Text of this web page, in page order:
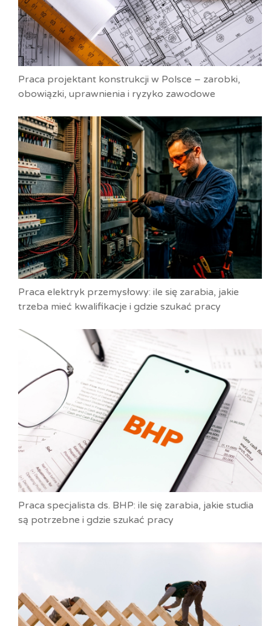
Praca projektant konstrukcji w Polsce – zarobki,
obowiązki, uprawnienia i ryzyko zawodowe
Praca elektryk przemysłowy: ile się zarabia, jakie
trzeba mieć kwalifikacje i gdzie szukać pracy
Praca specjalista ds. BHP: ile się zarabia, jakie studia
są potrzebne i gdzie szukać pracy